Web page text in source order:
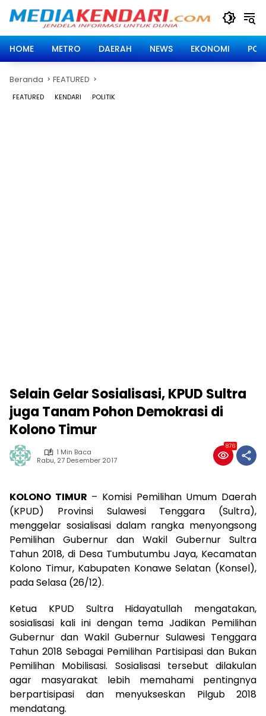
HOME
METRO DAERAH NEWS EKONOMI
Beranda FEATURED
FEATURED KENDARI POLITIK
Selain Gelar Sosialisasi, KPUD Sultra
juga Tanam Pohon Demokrasi di
Kolono Timur
1 Min Baca
Rabu, 27 Desember 2017
876
KOLONO TIMUR – Komisi Pemilihan Umum Daerah
(KPUD) Provinsi Sulawesi Tenggara (Sultra),
menggelar sosialisasi dalam rangka menyongsong
Pemilihan Gubernur dan Wakil Gubernur Sultra
Tahun 2018, di Desa Tumbutumbu Jaya, Kecamatan
Kolono Timur, Kabupaten Konawe Selatan (Konsel),
pada Selasa (26/12).
Ketua KPUD Sultra Hidayatullah mengatakan,
sosialisasi kali ini dengan tema Jadikan Pemilihan
Gubernur dan Wakil Gubernur Sulawesi Tenggara
Tahun 2018 Sebagai Pemilihan Partisipasi dan Bukan
Pemilihan Mobilisasi. Sosialisasi tersebut dilakulan
agar masyarakat lebih memahami pentingnya
berpartisipasi dan menyukseskan Pilgub 2018
mendatang.